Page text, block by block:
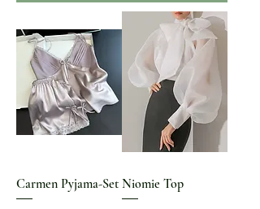
Carmen Pyjama-Set Niomie Top